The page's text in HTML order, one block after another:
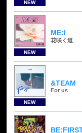
NEW
NEW
ME:I
花咲く道
NEW
&TEAM
For us